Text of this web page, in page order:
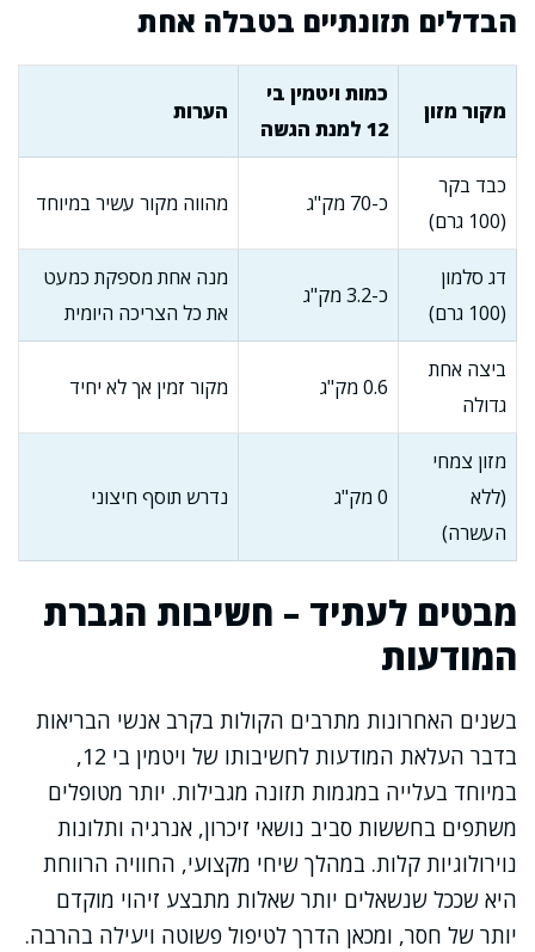
הבדלים תזונתיים בטבלה אחת
מקור מזון
כמות ויטמין בי
12 למנת הגשה
הערות
כבד בקר
(100 גרם)
כ-70 מק"ג מהווה מקור עשיר במיוחד
דג סלמון
(100 גרם)
כ-3.2 מק"ג
מנה אחת מספקת כמעט
את כל הצריכה היומית
ביצה אחת
גדולה
0.6 מק"ג מקור זמין אך לא יחיד
מזון צמחי
(ללא
העשרה)
0 מק"ג נדרש תוסף חיצוני
מבטים לעתיד – חשיבות הגברת
המודעות
בשנים האחרונות מתרבים הקולות בקרב אנשי הבריאות
בדבר העלאת המודעות לחשיבותו של ויטמין בי 12,
במיוחד בעלייה במגמות תזונה מגבילות. יותר מטופלים
משתפים בחששות סביב נושאי זיכרון, אנרגיה ותלונות
נוירולוגיות קלות. במהלך שיחי מקצועי, החוויה הרווחת
היא שככל שנשאלים יותר שאלות מתבצע זיהוי מוקדם
יותר של חסר, ומכאן הדרך לטיפול פשוטה ויעילה בהרבה.